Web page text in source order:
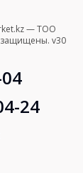
— ТОО
защищены. v30
24